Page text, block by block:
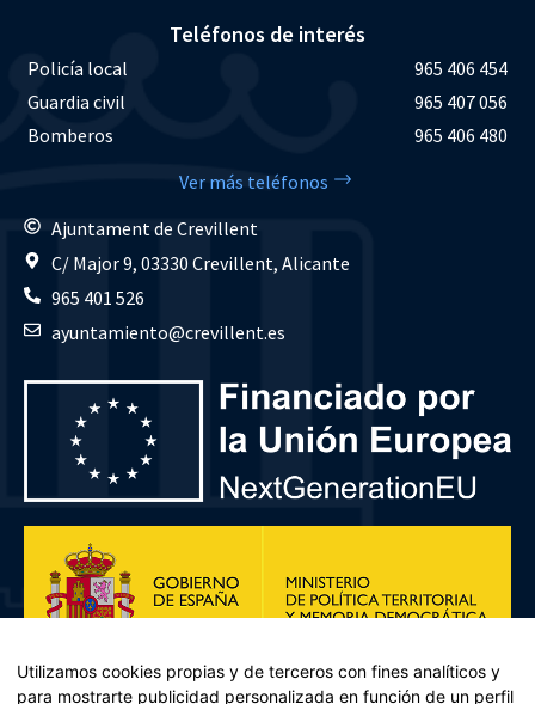
Teléfonos de interés
Policía local
965 406 454
Guardia civil
965 407 056
Bomberos
965 406 480
Ver más teléfonos
Ajuntament de Crevillent
C/ Major 9, 03330 Crevillent, Alicante
965 401 526
ayuntamiento@crevillent.es
Utilizamos cookies propias y de terceros con fines analíticos y
para mostrarte publicidad personalizada en función de un perfil